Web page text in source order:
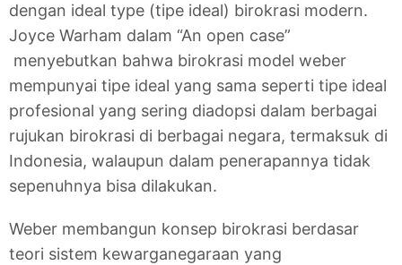
dengan ideal type (tipe ideal) birokrasi modern.
Joyce Warham dalam “An open case”
menyebutkan bahwa birokrasi model weber
mempunyai tipe ideal yang sama seperti tipe ideal
profesional yang sering diadopsi dalam berbagai
rujukan birokrasi di berbagai negara, termaksuk di
Indonesia, walaupun dalam penerapannya tidak
sepenuhnya bisa dilakukan.
Weber membangun konsep birokrasi berdasar
teori sistem kewarganegaraan yang